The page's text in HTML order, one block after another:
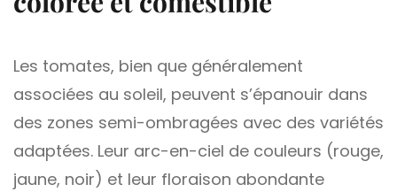
Les tomates, bien que généralement
associées au soleil, peuvent s’épanouir dans
des zones semi-ombragées avec des variétés
adaptées. Leur arc-en-ciel de couleurs (rouge,
jaune, noir) et leur floraison abondante